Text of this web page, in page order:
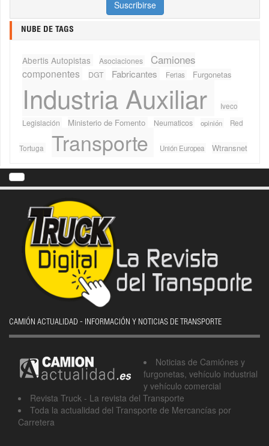
NUBE DE TAGS
Abertis Autopistas Asociaciones Camiones
componentes DGT Fabricantes Ferias Furgonetas
Industria Auxiliar
Iveco
Legislación
Ministerio de Fomento Neumaticos opinión Red
Tortuga Transporte Unión Europea Wtransnet
CAMIÓN ACTUALIDAD - INFORMACIÓN Y NOTICIAS DE TRANSPORTE
Noticias de Camiónes y
furgonetas, vehículo industrial
y vehículo comercial
Revista Truck - La revista del Transporte
Toda la actualidad del Transporte de Mercancías por
Carretera